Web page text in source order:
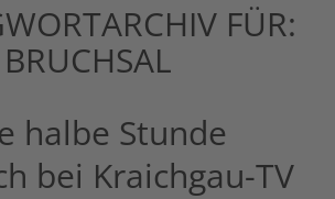
FÜR:
BRUCHSAL
halbe Stunde
bei Kraichgau-TV